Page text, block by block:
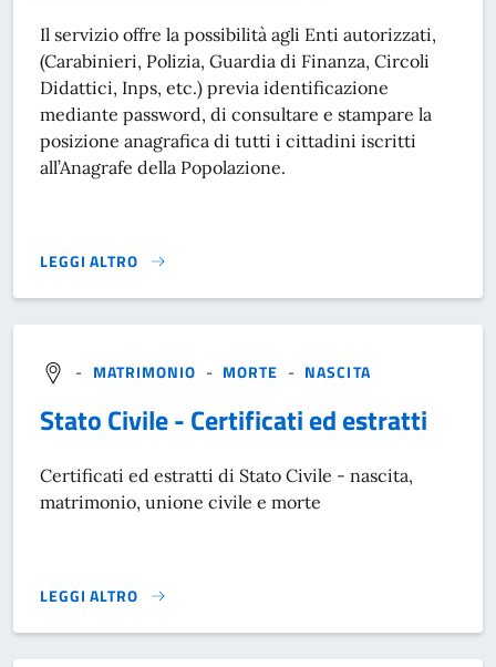
Il servizio offre la possibilità agli Enti autorizzati,
(Carabinieri, Polizia, Guardia di Finanza, Circoli
Didattici, Inps, etc.) previa identificazione
mediante password, di consultare e stampare la
posizione anagrafica di tutti i cittadini iscritti
all’Anagrafe della Popolazione.
LEGGI ALTRO
CONSULTAZIONI ANAGRAFICHE}
- MATRIMONIO - MORTE - NASCITA
Stato Civile - Certificati ed estratti
Certificati ed estratti di Stato Civile - nascita,
matrimonio, unione civile e morte
LEGGI ALTRO
STATO CIVILE - CERTIFICATI ED ESTRATTI}